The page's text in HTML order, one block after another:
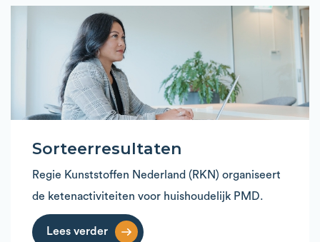
Sorteerresultaten
Regie Kunststoffen Nederland (RKN) organiseert
de ketenactiviteiten voor huishoudelijk PMD.
Lees verder